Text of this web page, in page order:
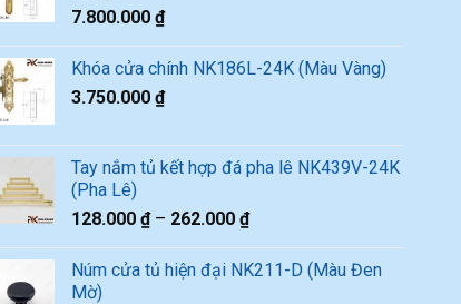
7.800.000₫
Khóa cửa chính NK186L-24K (Màu Vàng)
3.750.000₫
Tay nắm tủ kết hợp đá pha lê NK439V-24K
(Pha Lê)
128.000₫– 262.000₫
Núm cửa tủ hiện đại NK211-D (Màu Đen
Mờ)